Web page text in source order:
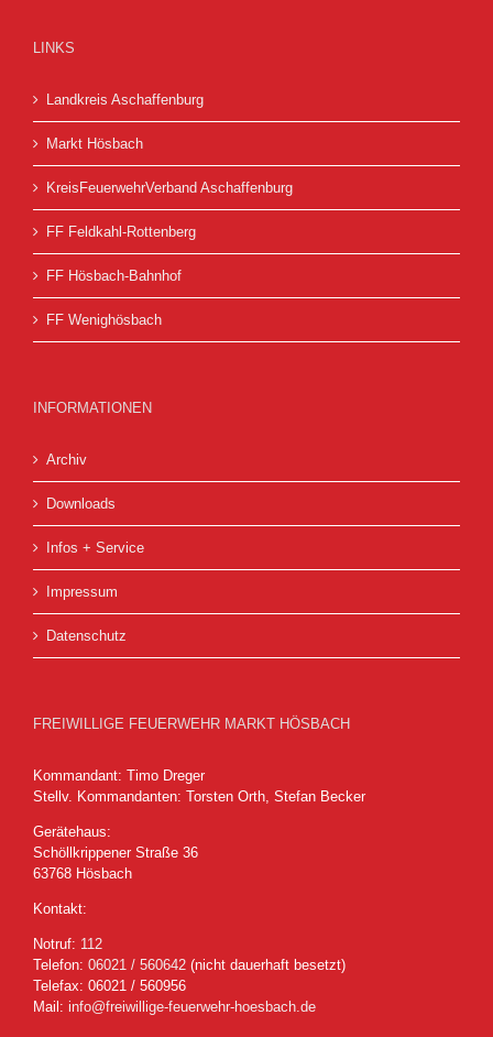
LINKS
Landkreis Aschaffenburg
Markt Hösbach
KreisFeuerwehrVerband Aschaffenburg
FF Feldkahl-Rottenberg
FF Hösbach-Bahnhof
FF Wenighösbach
INFORMATIONEN
Archiv
Downloads
Infos + Service
Impressum
Datenschutz
FREIWILLIGE FEUERWEHR MARKT HÖSBACH
Kommandant: Timo Dreger
Stellv. Kommandanten: Torsten Orth, Stefan Becker
Gerätehaus:
Schöllkrippener Straße 36
63768 Hösbach
Kontakt:
Notruf: 112
Telefon: 06021 / 560642 (nicht dauerhaft besetzt)
Telefax: 06021 / 560956
Mail: info@freiwillige-feuerwehr-hoesbach.de